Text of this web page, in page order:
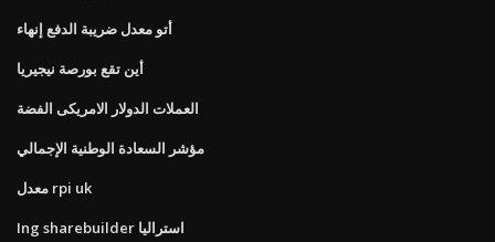
أتو معدل ضريبة الدفع إنهاء
أين تقع بورصة نيجيريا
العملات الدولار الامريكى الفضة
مؤشر السعادة الوطنية الإجمالي
معدل rpi uk
Ing sharebuilder استراليا